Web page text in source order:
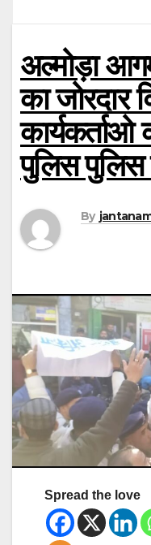
अल्मोड़ा
का जोरदार
कार्यकर्ताओ
पुलिस पुलिस
By
Spread the love